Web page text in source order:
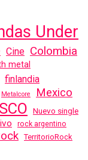
Under
Cine Colombia
metal
finlandia
Metalcore Mexico
Nuevo single
rock argentino
TerritorioRock